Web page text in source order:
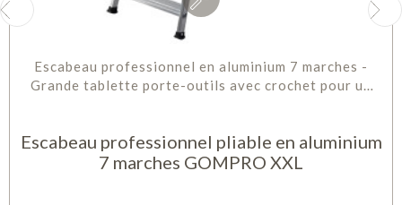
Escabeau professionnel en aluminium 7 marches -
Grande tablette porte-outils avec crochet pour un
Escabeau professionnel pliable en aluminium
7 marches GOMPRO XXL